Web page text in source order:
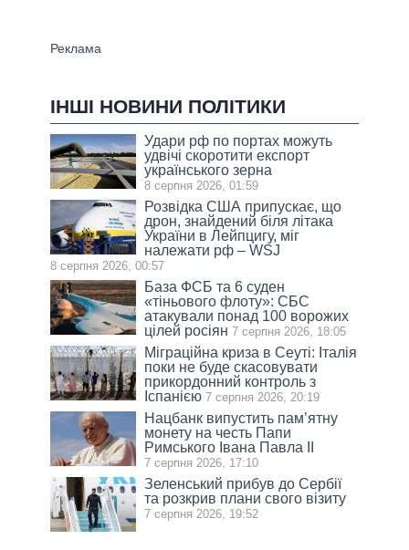
ІНШІ НОВИНИ ПОЛІТИКИ
Удари рф по портах можуть
удвічі скоротити експорт
українського зерна
8 серпня 2026, 01:59
Розвідка США припускає, що
дрон, знайдений біля літака
України в Лейпцигу, міг
належати рф – WSJ
8 серпня 2026, 00:57
База ФСБ та 6 суден
«тіньового флоту»: СБС
атакували понад 100 ворожих
цілей росіян 7 серпня 2026, 18:05
Міграційна криза в Сеуті: Італія
поки не буде скасовувати
прикордонний контроль з
Іспанією 7 серпня 2026, 20:19
Нацбанк випустить пам’ятну
монету на честь Папи
Римського Івана Павла II
7 серпня 2026, 17:10
Зеленський прибув до Сербії
та розкрив плани свого візиту
7 серпня 2026, 19:52